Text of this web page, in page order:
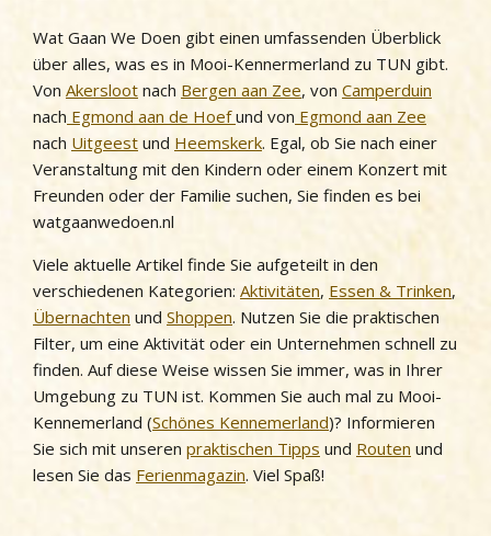
Wat Gaan We Doen gibt einen umfassenden Überblick
über alles, was es in Mooi-Kennermerland zu TUN gibt.
Von Akersloot nach Bergen aan Zee, von Camperduin
nach Egmond aan de Hoefund von Egmond aan Zee
nach Uitgeest und Heemskerk. Egal, ob Sie nach einer
Veranstaltung mit den Kindern oder einem Konzert mit
Freunden oder der Familie suchen, Sie finden es bei
watgaanwedoen.nl
Viele aktuelle Artikel finde Sie aufgeteilt in den
verschiedenen Kategorien: Aktivitäten, Essen & Trinken,
Übernachten und Shoppen. Nutzen Sie die praktischen
Filter, um eine Aktivität oder ein Unternehmen schnell zu
finden. Auf diese Weise wissen Sie immer, was in Ihrer
Umgebung zu TUN ist. Kommen Sie auch mal zu Mooi-
Kennemerland (Schönes Kennemerland)? Informieren
Sie sich mit unseren praktischen Tipps und Routen und
lesen Sie das Ferienmagazin. Viel Spaß!